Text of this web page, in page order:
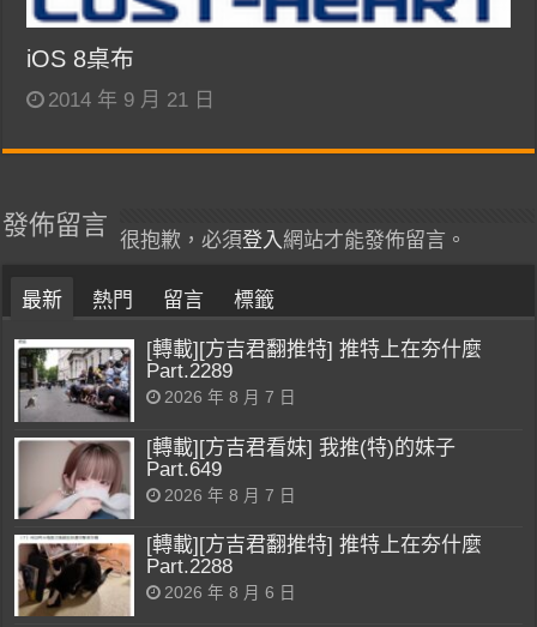
iOS 8桌布
2014 年 9 月 21 日
發佈留言
很抱歉，必須登入網站才能發佈留言。
最新 熱門 留言 標籤
[轉載][方吉君翻推特] 推特上在夯什麼
Part.2289
2026 年 8 月 7 日
[轉載][方吉君看妹] 我推(特)的妹子
Part.649
2026 年 8 月 7 日
[轉載][方吉君翻推特] 推特上在夯什麼
Part.2288
2026 年 8 月 6 日